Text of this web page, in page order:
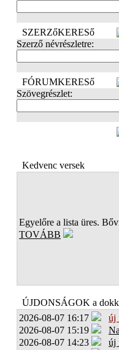
SZERZőKERESő
Szerző névrészletre:
FÓRUMKERESő
Szövegrészlet:
Kedvenc versek
Egyelőre a lista üres.
TOVÁBB
ÚJDONSÁGOK a
2026-08-07 16:17
új
2026-08-07 15:19
2026-08-07 14:23
új